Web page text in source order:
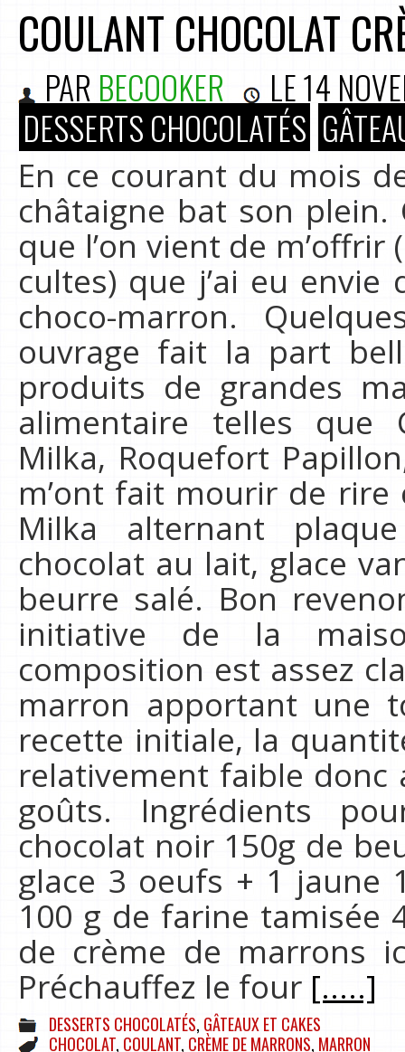
COULANT CHOCOLAT
PAR BECOOKER LE14
DESSERTS CHOCOLATÉS
En ce courant du mois
châtaigne bat son plein.
que l’on vient de
cultes) que j’ai eu
choco-marron.
ouvrage fait la part
produits de grandes
alimentaire telles que
Milka, Roquefort
m’ont fait mourir de
Milka alternant
chocolat au lait, glace
beurre salé. Bon
initiative de la
composition est assez
marron apportant une
recette initiale, la
relativement faible
goûts. Ingrédients
chocolat noir 150g de
glace 3 oeufs + 1 jaune
100 g de farine tamisée
de crème de marrons
Préchauffez le four [.....]
DESSERTS CHOCOLATÉS, GÂTEAUX ET CAKES
CHOCOLAT, COULANT, CRÈME DE MARRONS, MARRON